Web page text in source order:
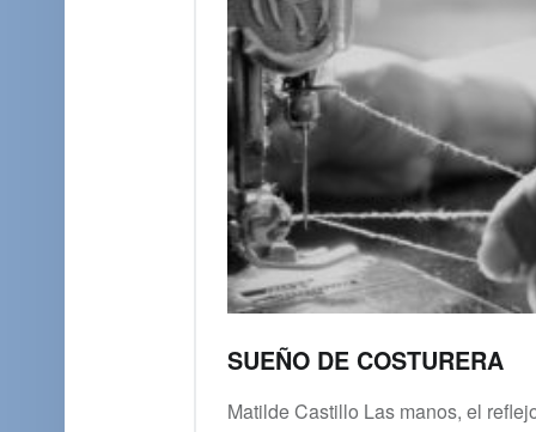
SUEÑO DE COSTURERA
Matilde Castillo Las manos, el